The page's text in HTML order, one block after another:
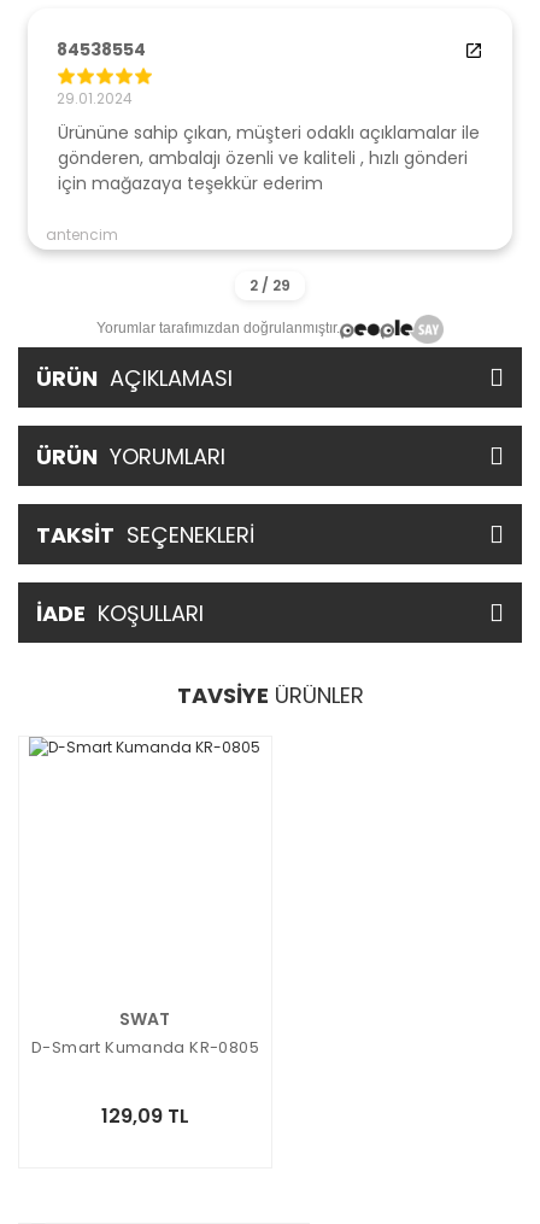
84538554
29.01.2024
Ürününe sahip çıkan, müşteri odaklı açıklamalar ile
gönderen, ambalajı özenli ve kaliteli , hızlı gönderi
için mağazaya teşekkür ederim
antencim
Yorumlar tarafımızdan doğrulanmıştır.
ÜRÜN AÇIKLAMASI
ÜRÜN YORUMLARI
TAKSİT SEÇENEKLERİ
İADE KOŞULLARI
TAVSİYE ÜRÜNLER
SWAT
D-Smart Kumanda KR-0805
129,09 TL